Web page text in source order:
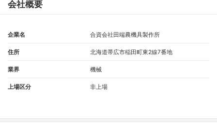
会社概要
企業名 合資会社田端農機具製作所
住所 北海道帯広市稲田町東2線7番地
業界 機械
上場区分 非上場